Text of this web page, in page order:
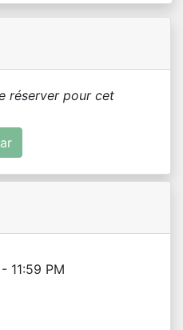
réserver pour cet
11:59 PM